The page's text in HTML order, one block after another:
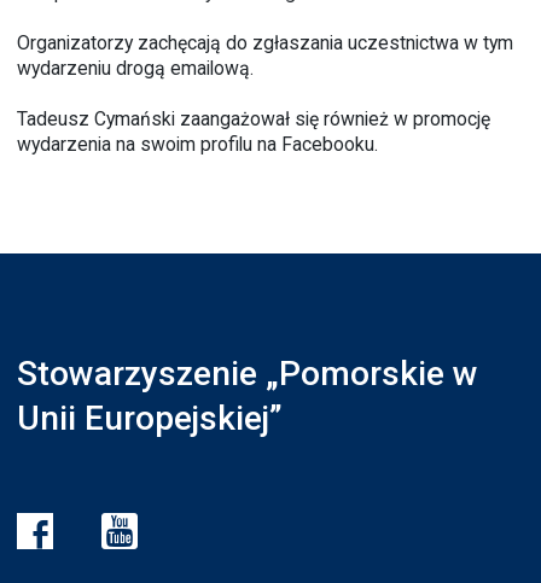
Organizatorzy zachęcają do zgłaszania uczestnictwa w tym
wydarzeniu drogą emailową.
Tadeusz Cymański zaangażował się również w promocję
wydarzenia na swoim profilu na Facebooku.
Stowarzyszenie „Pomorskie w
Unii Europejskiej”